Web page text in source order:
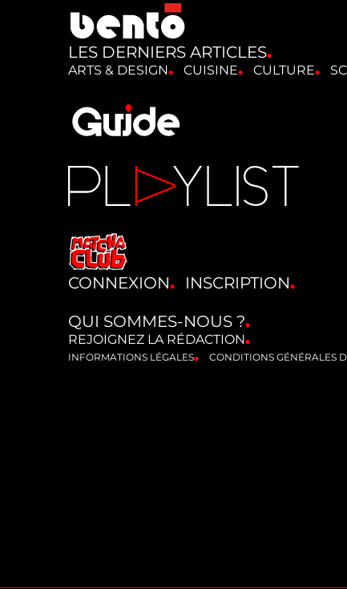
LES DERNIERS ARTICLES
ARTS & DESIGN CUISINE CULTURE
CONNEXION
INSCRIPTION
QUI SOMMES-NOUS ?
REJOIGNEZ LA RÉDACTION
INFORMATIONS LÉGALES CONDITIONS GÉNÉRALES